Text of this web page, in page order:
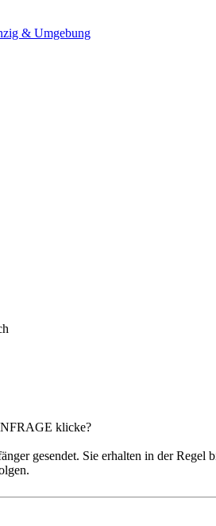
& Umgebung
klicke?
gesendet. Sie erhalten in der